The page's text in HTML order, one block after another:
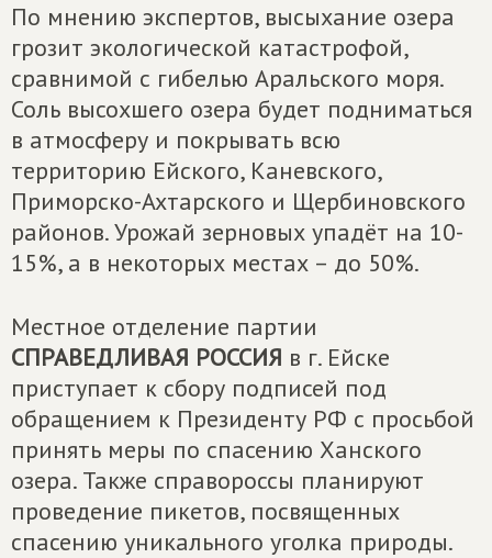
По мнению экспертов, высыхание озера
грозит экологической катастрофой,
сравнимой с гибелью Аральского моря.
Соль высохшего озера будет подниматься
в атмосферу и покрывать всю
территорию Ейского, Каневского,
Приморско-Ахтарского и Щербиновского
районов. Урожай зерновых упадёт на 10-
15%, а в некоторых местах – до 50%.
Местное отделение партии
СПРАВЕДЛИВАЯ РОССИЯ в г. Ейске
приступает к сбору подписей под
обращением к Президенту РФ с просьбой
принять меры по спасению Ханского
озера. Также справороссы планируют
проведение пикетов, посвященных
спасению уникального уголка природы.